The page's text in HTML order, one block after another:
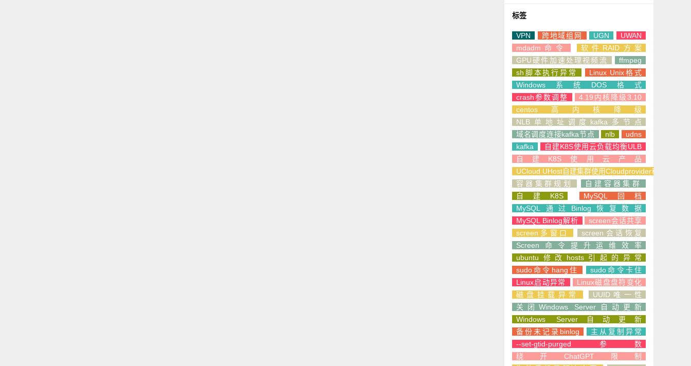
标签
VPN 跨地域组网 UGN
UWAN
mdadm命令
软件RAID方案
GPU硬件加速处理视频流
ffmpeg
sh脚本执行异常
Linux Unix格式
Windows系统DOS格式
crash参数调整
4.19内核降级3.10
centos高内核降级
NLB单地址调度kafka多节点
域名调度连接kafka节点
nlb
udns
kafka
自建K8S使用云负载均衡ULB
自建K8S使用云产品
UCloud UHost自建集群使用Cloudprovider和CSI
容器集群规划
自建容器集群
自建K8S
MySQL回档
MySQL通过Binlog恢复数据
MySQL Binlog解析
screen会话共享
screen多窗口
screen会话恢复
Screen命令提升运维效率
ubuntu修改hosts引起的异常
sudo命令hang住
sudo命令卡住
Linux启动异常
Linux磁盘盘符变化
磁盘挂载异常
UUID唯一性
关闭Windows Server自动更新
Windows Server自动更新
备份未记录binlog
主从复制异常
--set-gtid-purged参数
绕开ChatGPT限制